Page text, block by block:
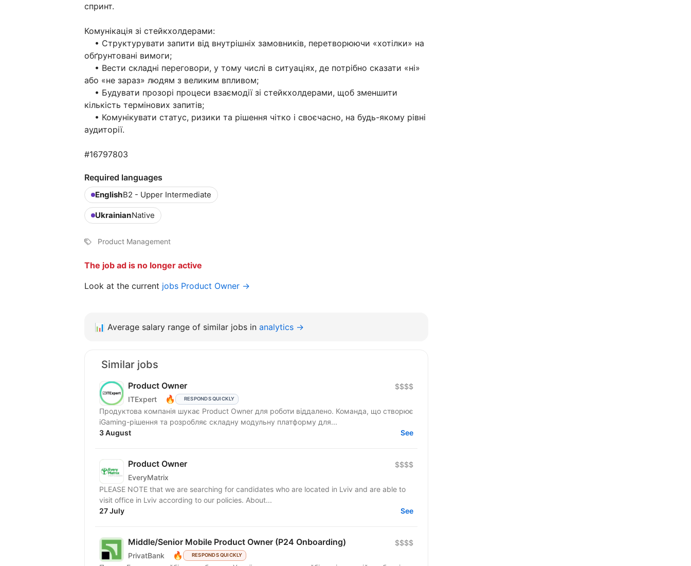
спринт.
Комунікація зі стейкхолдерами:
• Структурувати запити від внутрішніх замовників, перетворюючи «хотілки» на
обґрунтовані вимоги;
• Вести складні переговори, у тому числі в ситуаціях, де потрібно сказати «ні»
або «не зараз» людям з великим впливом;
• Будувати прозорі процеси взаємодії зі стейкхолдерами, щоб зменшити
кількість термінових запитів;
• Комунікувати статус, ризики та рішення чітко і своєчасно, на будь-якому рівні
аудиторії.
#16797803
Required languages
EnglishB2 - Upper Intermediate
UkrainianNative
Product Management
The job ad is no longer active
Look at the current jobs Product Owner →
📊 Average salary range of similar jobs in analytics →
Similar jobs
Product Owner
ITExpert 🔥 RESPONDS QUICKLY
$$$$
Продуктова компанія шукає Product Owner для роботи віддалено. Команда, що створює
iGaming-рішення та розробляє складну модульну платформу для...
3 August
See
Product Owner
EveryMatrix
$$$$
PLEASE NOTE that we are searching for candidates who are located in Lviv and are able to
visit office in Lviv according to our policies. About...
27 July
See
Middle/Senior Mobile Product Owner (P24 Оnboarding)
PrivatBank 🔥 RESPONDS QUICKLY
$$$$